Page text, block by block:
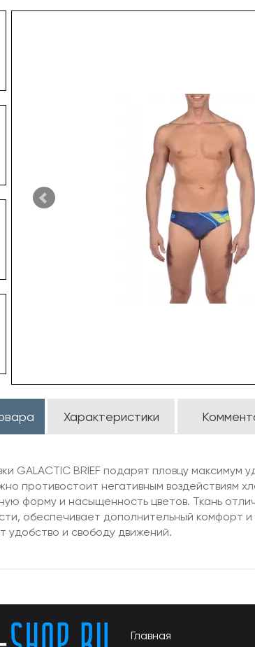
Характеристики
GALACTIC BRIEF подарят пловцу
противостоит негативным воздействиям
форму и насыщенность цветов. Ткань
обеспечивает дополнительный комфорт
удобство и свободу движений.
Главная